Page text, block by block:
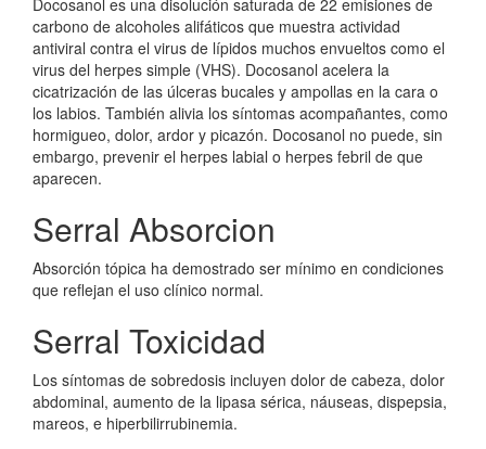
Docosanol es una disolución saturada de 22 emisiones de
carbono de alcoholes alifáticos que muestra actividad
antiviral contra el virus de lípidos muchos envueltos como el
virus del herpes simple (VHS). Docosanol acelera la
cicatrización de las úlceras bucales y ampollas en la cara o
los labios. También alivia los síntomas acompañantes, como
hormigueo, dolor, ardor y picazón. Docosanol no puede, sin
embargo, prevenir el herpes labial o herpes febril de que
aparecen.
Serral Absorcion
Absorción tópica ha demostrado ser mínimo en condiciones
que reflejan el uso clínico normal.
Serral Toxicidad
Los síntomas de sobredosis incluyen dolor de cabeza, dolor
abdominal, aumento de la lipasa sérica, náuseas, dispepsia,
mareos, e hiperbilirrubinemia.